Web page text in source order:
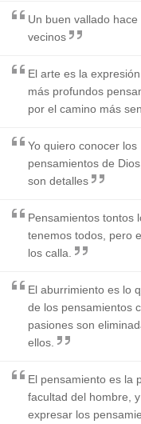
Un buen vallado hace
vecinos
El arte es la
más profundos
por el camino más
Yo quiero conocer los
pensamientos de
son detalles
Pensamientos tontos
tenemos todos, pero
los calla.
El aburrimiento es lo
de los pensamientos
pasiones son
ellos.
El pensamiento es la
facultad del hombre,
expresar los